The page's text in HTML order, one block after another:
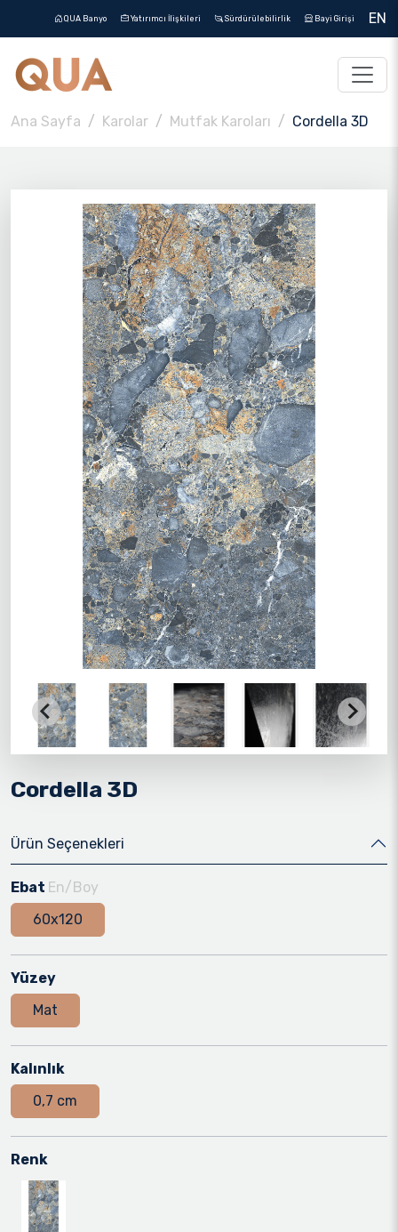
QUA Banyo Yatırımcı İlişkileri Sürdürülebilirlik Bayi Girişi EN
Ana Sayfa Karolar Mutfak Karoları Cordella 3D
Cordella 3D
Ürün Seçenekleri
Ebat En/Boy
60x120
Yüzey
Mat
Kalınlık
0,7 cm
Renk